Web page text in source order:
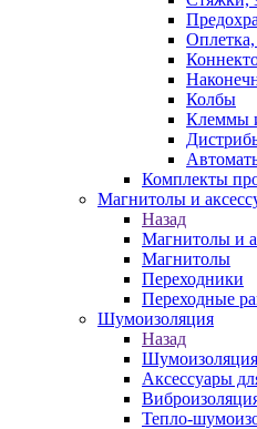
Оплетка,
Колбы
Клеммы
Комплекты
Магнитолы и
Назад
Магнитолы и
Магнитолы
Переходники
Переходные
Шумоизоляция
Назад
Шумоизоляция
Аксессуары
Тепло-